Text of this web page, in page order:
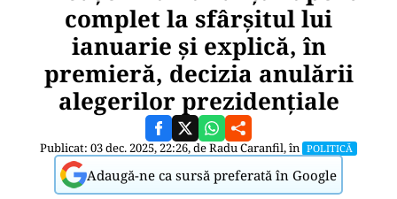
complet la sfârșitul lui
ianuarie și explică, în
premieră, decizia anulării
alegerilor prezidențiale
Publicat: 03 dec. 2025, 22:26, deRadu Caranfil, în POLITICĂ
Adaugă-ne ca sursă preferată în Google